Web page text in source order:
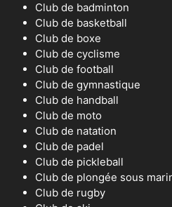
Club de badminton
Club de basketball
Club de boxe
Club de cyclisme
Club de football
Club de gymnastique
Club de handball
Club de moto
Club de natation
Club de padel
Club de pickleball
Club de plongée sous
Club de rugby